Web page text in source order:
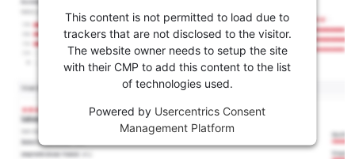
This content is not permitted to load due to
trackers that are not disclosed to the visitor.
The website owner needs to setup the site
with their CMP to add this content to the list
of technologies used.
Powered by Usercentrics Consent
Management Platform